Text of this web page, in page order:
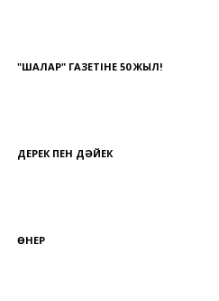
"ШАЛҚАР" ГАЗЕТІНЕ 50 ЖЫЛ!
ДЕРЕК ПЕН ДӘЙЕК
ӨНЕР